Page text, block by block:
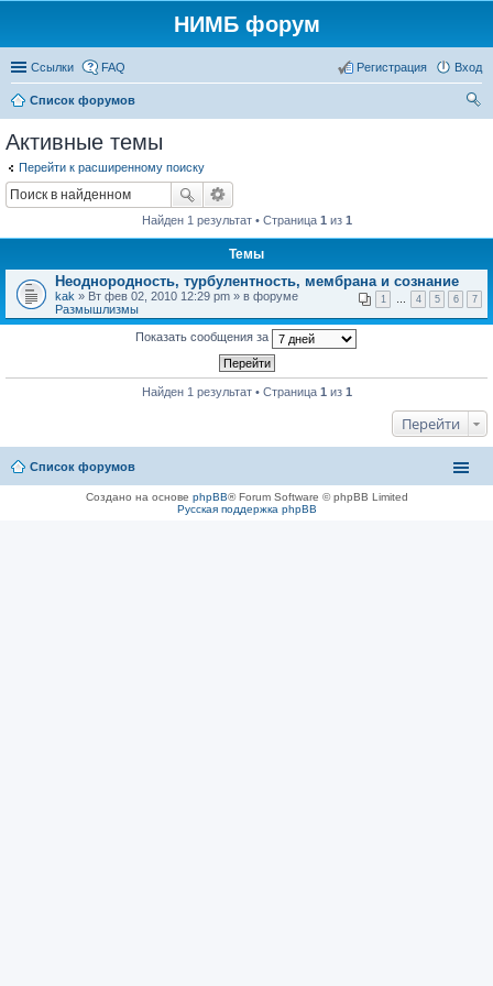
НИМБ форум
Ссылки FAQ Вход
Регистрация
Список форумов
Активные темы
Перейти к расширенному поиску
Найден 1 результат • Страница 1 из 1
Темы
Неоднородность, турбулентность, мембрана и сознание
1 4 5 6 7
kak » Вт фев 02, 2010 12:29 pm » в форуме
Размышлизмы
Показать сообщения за
Найден 1 результат • Страница 1 из 1
Перейти
Список форумов
Создано на основе phpBB® Forum Software © phpBB Limited
Русская поддержка phpBB